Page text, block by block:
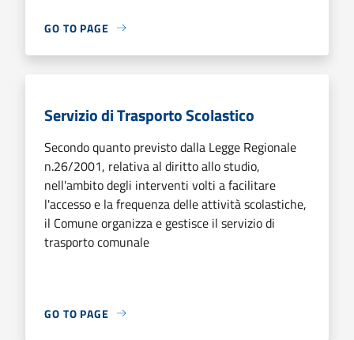
GO TO PAGE
Servizio di Trasporto Scolastico
Secondo quanto previsto dalla Legge Regionale
n.26/2001, relativa al diritto allo studio,
nell'ambito degli interventi volti a facilitare
l'accesso e la frequenza delle attività scolastiche,
il Comune organizza e gestisce il servizio di
trasporto comunale
GO TO PAGE